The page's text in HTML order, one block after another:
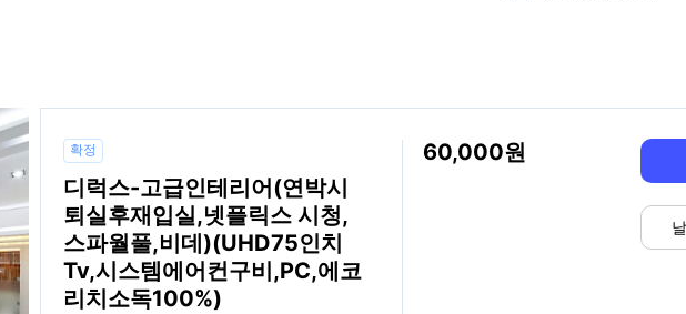
확정
디럭스-고급인테리어(연박시
퇴실후재입실,넷플릭스 시청,
스파월풀,비데)(UHD75인치
Tv,시스템에어컨구비,PC,에코
리치소독100%)
60,000